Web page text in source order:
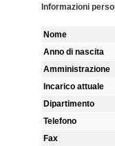
Informazioni
Nome
Anno di nascita
Amministrazione
Incarico attuale
Dipartimento
Telefono
Fax